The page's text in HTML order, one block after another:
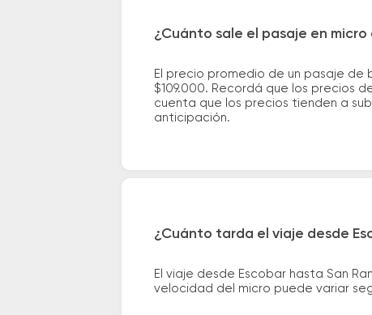
¿Cuánto sale el pasaje en micro
El precio promedio de un pasaje de
$109.000. Recordá que los precios
cuenta que los precios tienden a
anticipación.
¿Cuánto tarda el viaje desde
El viaje desde Escobar hasta San
velocidad del micro puede variar